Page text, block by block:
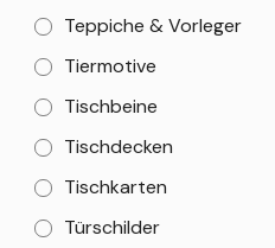
Teppiche & Vorleger
Tiermotive
Tischbeine
Tischdecken
Tischkarten
Türschilder